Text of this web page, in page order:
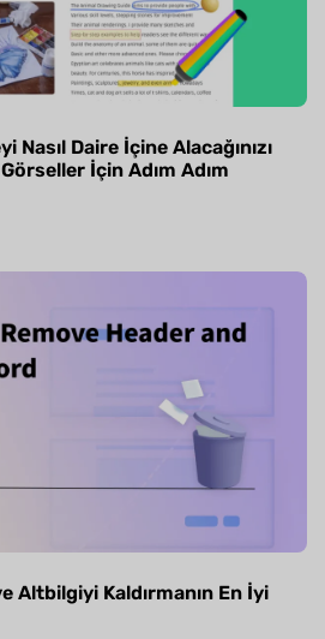
Nasıl Daire İçine Alacağınızı
İçin Adım Adım
Altbilgiyi Kaldırmanın En İyi